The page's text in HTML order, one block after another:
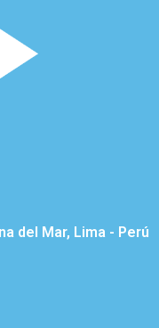
del Mar, Lima - Perú